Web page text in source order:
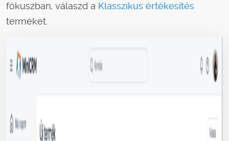
fókuszban, válaszd a Klasszikus értékesítés
terméket.